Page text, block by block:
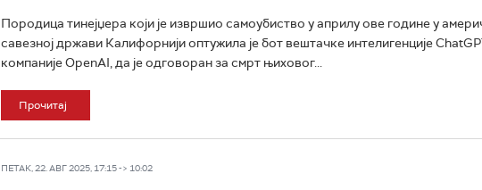
Породица тинејџера који је извршио самоубиство у априлу ове године у
савезној држави Калифорнији оптужила је бот вештачке интелигенције
компаније OpenAI, да је одговоран за смрт њиховог...
Прочитај
ПЕТАК, 22. АВГ 2025, 17:15 -> 10:02